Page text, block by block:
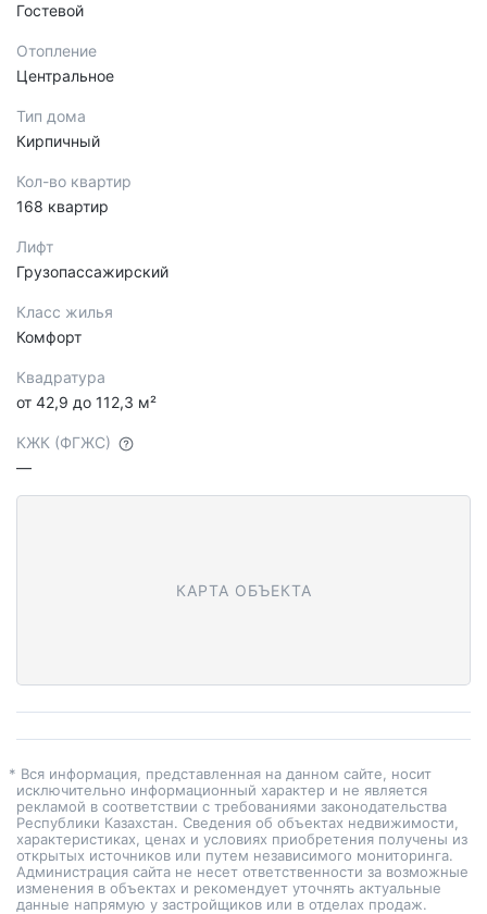
Гостевой
Отопление
Центральное
Тип дома
Кирпичный
Кол-во квартир
168 квартир
Лифт
Грузопассажирский
Класс жилья
Комфорт
Квадратура
от 42,9 до 112,3 м²
КЖК (ФГЖС)
—
КАРТА ОБЪЕКТА
* Вся информация, представленная на данном сайте, носит
исключительно информационный характер и не является
рекламой в соответствии с требованиями законодательства
Республики Казахстан. Сведения об объектах недвижимости,
характеристиках, ценах и условиях приобретения получены из
открытых источников или путем независимого мониторинга.
Администрация сайта не несет ответственности за возможные
изменения в объектах и рекомендует уточнять актуальные
данные напрямую у застройщиков или в отделах продаж.